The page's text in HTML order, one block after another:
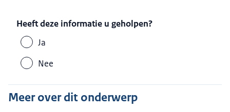
Heeft deze informatie u geholpen?
Ja
Nee
Meer over dit onderwerp